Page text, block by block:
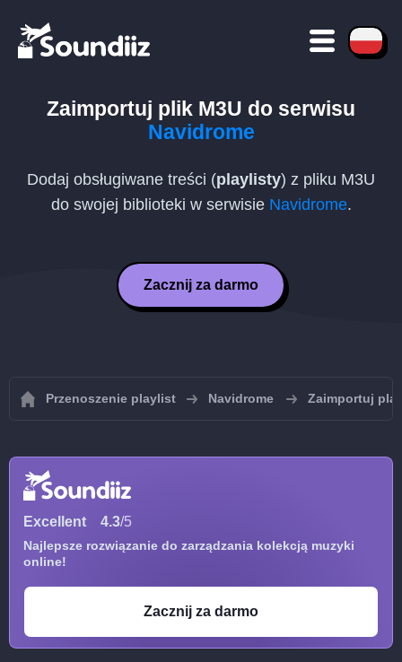
Zaimportuj plik M3U do serwisu
Navidrome
Dodaj obsługiwane treści (playlisty) z pliku M3U
do swojej biblioteki w serwisie Navidrome.
Zacznij za darmo
Przenoszenie playlist Navidrome Zaimportuj
Excellent 4.3/5
Najlepsze rozwiązanie do zarządzania kolekcją muzyki
online!
Zacznij za darmo